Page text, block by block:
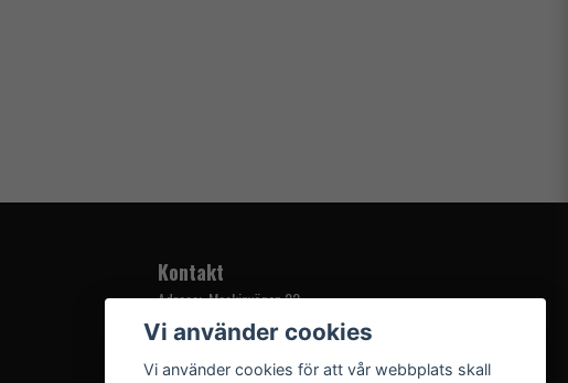
Kontakt
Adress: Maskinvägen 22
981 38 Kiruna
Support:
Vi använder cookies
Vi använder cookies för att vår webbplats skall